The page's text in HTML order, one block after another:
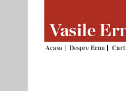
Acasa Despre Ernu